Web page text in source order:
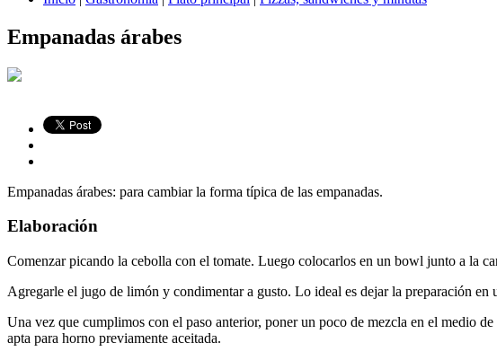
Empanadas árabes
Empanadas árabes: para cambiar la forma típica de las empanadas.
Elaboración
Comenzar picando la cebolla con el tomate. Luego colocarlos en un bowl junto a la
Agregarle el jugo de limón y condimentar a gusto. Lo ideal es dejar la preparación
Una vez que cumplimos con el paso anterior, poner un poco de mezcla en el medio
apta para horno previamente aceitada.